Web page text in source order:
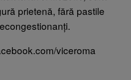
prietenă, fără pastile
viceroma